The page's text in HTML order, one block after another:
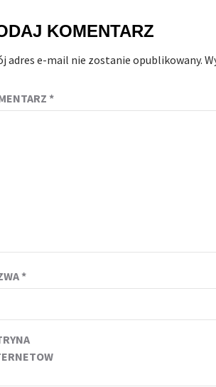
KOMENTARZ
adres e-mail nie zostanie opublikowany.
*
*